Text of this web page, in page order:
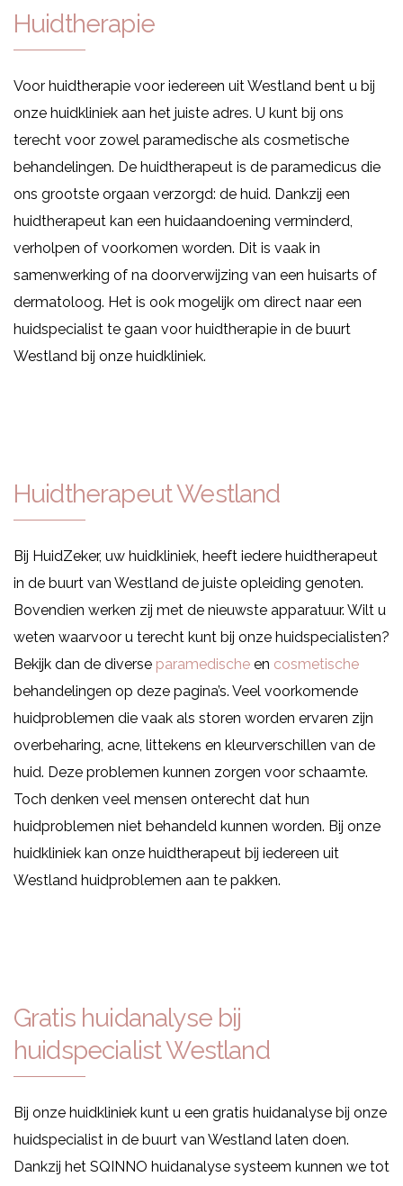
Huidtherapie
Voor huidtherapie voor iedereen uit Westland bent u bij
onze huidkliniek aan het juiste adres. U kunt bij ons
terecht voor zowel paramedische als cosmetische
behandelingen. De huidtherapeut is de paramedicus die
ons grootste orgaan verzorgd: de huid. Dankzij een
huidtherapeut kan een huidaandoening verminderd,
verholpen of voorkomen worden. Dit is vaak in
samenwerking of na doorverwijzing van een huisarts of
dermatoloog. Het is ook mogelijk om direct naar een
huidspecialist te gaan voor huidtherapie in de buurt
Westland bij onze huidkliniek.
Huidtherapeut Westland
Bij HuidZeker, uw huidkliniek, heeft iedere huidtherapeut
in de buurt van Westland de juiste opleiding genoten.
Bovendien werken zij met de nieuwste apparatuur. Wilt u
weten waarvoor u terecht kunt bij onze huidspecialisten?
Bekijk dan de diverse paramedische en cosmetische
behandelingen op deze pagina’s. Veel voorkomende
huidproblemen die vaak als storen worden ervaren zijn
overbeharing, acne, littekens en kleurverschillen van de
huid. Deze problemen kunnen zorgen voor schaamte.
Toch denken veel mensen onterecht dat hun
huidproblemen niet behandeld kunnen worden. Bij onze
huidkliniek kan onze huidtherapeut bij iedereen uit
Westland huidproblemen aan te pakken.
Gratis huidanalyse bij
huidspecialist Westland
Bij onze huidkliniek kunt u een gratis huidanalyse bij onze
huidspecialist in de buurt van Westland laten doen.
Dankzij het SQINNO huidanalyse systeem kunnen we tot